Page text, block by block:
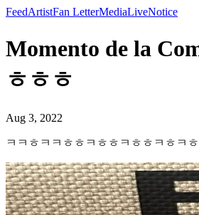
FeedArtistFan LetterMediaLiveNotice
Momento de la
ㅎㅎㅎ
Aug 3, 2022
ㅋㅋㅎㅋㅋㅎㅎㅋㅎㅎㅋㅎㅎㅋㅎㅋ